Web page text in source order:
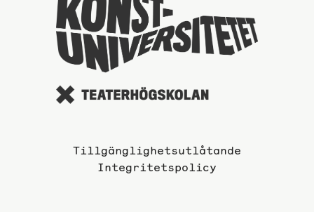
Till­gäng­lig­hets­ut­lå­tan­de
Integritetspolicy